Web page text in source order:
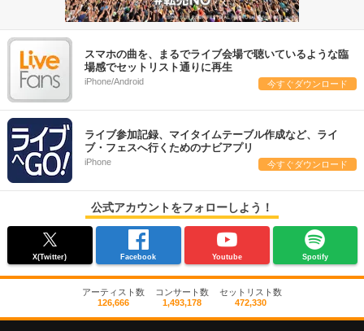
スマホの曲を、まるでライブ会場で聴いているような臨
場感でセットリスト通りに再生
iPhone/Android 今すぐダウンロード
ライブ参加記録、マイタイムテーブル作成など、ライ
ブ・フェスへ行くためのナビアプリ
iPhone 今すぐダウンロード
公式アカウントをフォローしよう！
X(Twitter) Facebook Youtube Spotify
アーティスト数
126,666
コンサート数
1,493,178
セットリスト数
472,330